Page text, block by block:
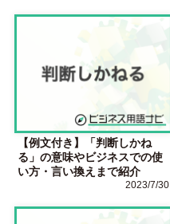
【例文付き】「判断しかね
る」の意味やビジネスでの使
い方・言い換えまで紹介
2023/7/30